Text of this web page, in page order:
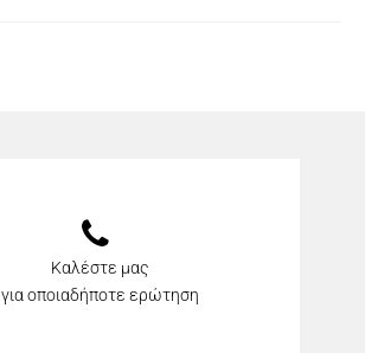
Καλέστε μας
για οποιαδήποτε ερώτηση